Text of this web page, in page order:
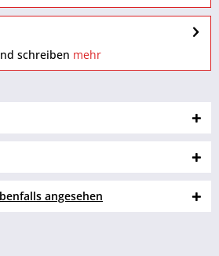
schreiben mehr
angesehen